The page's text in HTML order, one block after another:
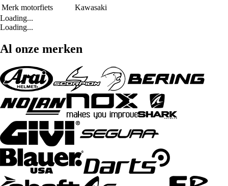
Merk motorfiets
Kawasaki
Loading...
Loading...
Al onze merken